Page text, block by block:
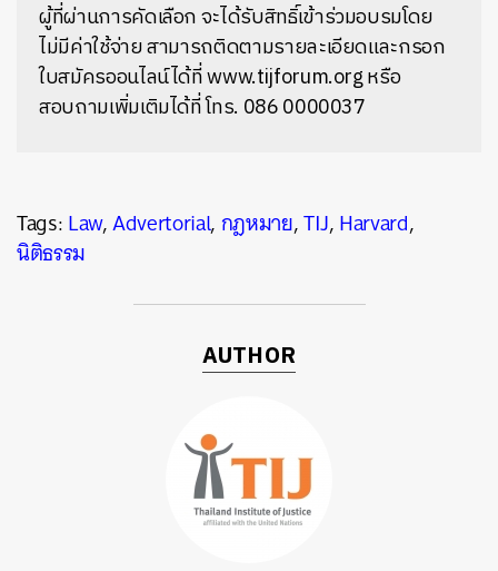
ผู้ที่ผ่านการคัดเลือก จะได้รับสิทธิ์เข้าร่วมอบรมโดย
ไม่มีค่าใช้จ่าย สามารถติดตามรายละเอียดและกรอก
ใบสมัครออนไลน์ได้ที่ www.tijforum.org หรือ
สอบถามเพิ่มเติมได้ที่ โทร. 086 0000037
Tags:Law,Advertorial,กฎหมาย,TIJ,Harvard,
นิติธรรม
AUTHOR